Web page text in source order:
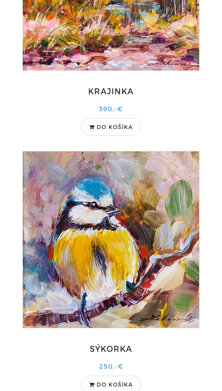
KRAJINKA
390,-€
DO KOŠÍKA
SÝKORKA
250,-€
DO KOŠÍKA